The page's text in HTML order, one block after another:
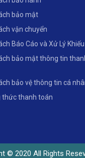
bảo mật
vận chuyển
Báo Cáo và Xử Lý
bảo mật thông tin
bảo vệ thông tin cá
thức thanh toán
© 2020 All Rights